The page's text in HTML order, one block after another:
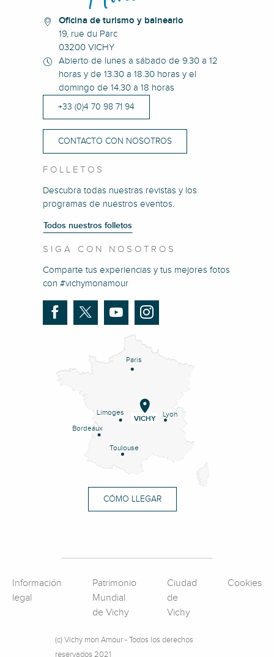
Oficina de turismo y balneario
19, rue du Parc
03200 VICHY
Abierto de lunes a sábado de 9.30 a 12
horas y de 13.30 a 18.30 horas y el
domingo de 14.30 a 18 horas
+33 (0)4 70 98 71 94
CONTACTO CON NOSOTROS
FOLLETOS
Descubra todas nuestras revistas y los
programas de nuestros eventos.
Todos nuestros folletos
SIGA CON NOSOTROS
Comparte tus experiencias y tus mejores fotos
con #vichymonamour
Paris
Lyon
Limoges
Bordeaux
Toulouse
VICHY
CÓMO LLEGAR
Información
legal
Patrimonio
Mundial
de Vichy
Ciudad
de
Vichy
Cookies
(c) Vichy mon Amour - Todos los derechos
reservados 2021